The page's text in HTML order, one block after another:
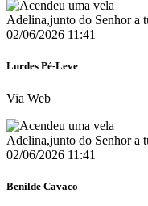
Adelina,junto do Senhor a
02/06/2026 11:41
Lurdes Pé-Leve
Via Web
Adelina,junto do Senhor a
02/06/2026 11:41
Benilde Cavaco